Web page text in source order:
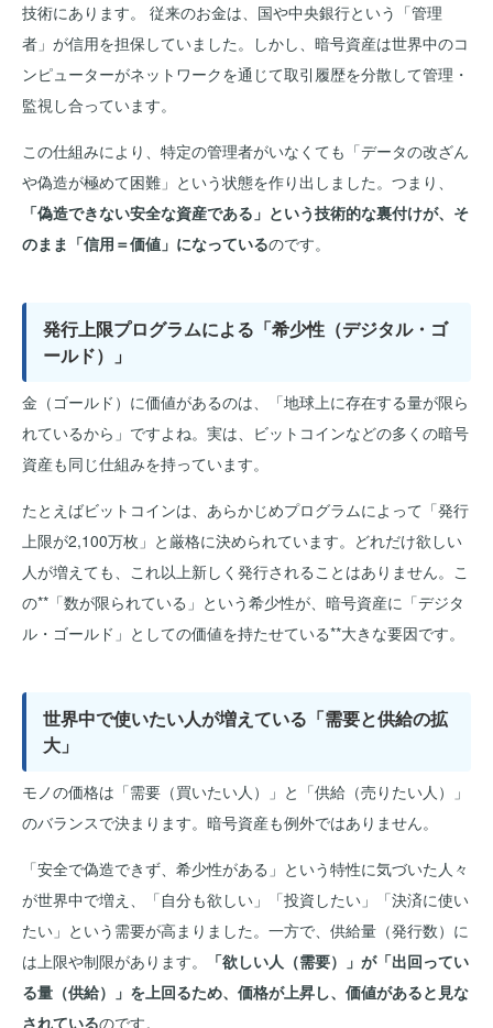
技術にあります。 従来のお金は、国や中央銀行という「管理
者」が信用を担保していました。しかし、暗号資産は世界中のコ
ンピューターがネットワークを通じて取引履歴を分散して管理・
監視し合っています。
この仕組みにより、特定の管理者がいなくても「データの改ざん
や偽造が極めて困難」という状態を作り出しました。つまり、
「偽造できない安全な資産である」という技術的な裏付けが、そ
のまま「信用＝価値」になっているのです。
発行上限プログラムによる「希少性（デジタル・ゴ
ールド）」
金（ゴールド）に価値があるのは、「地球上に存在する量が限ら
れているから」ですよね。実は、ビットコインなどの多くの暗号
資産も同じ仕組みを持っています。
たとえばビットコインは、あらかじめプログラムによって「発行
上限が2,100万枚」と厳格に決められています。どれだけ欲しい
人が増えても、これ以上新しく発行されることはありません。こ
の**「数が限られている」という希少性が、暗号資産に「デジタ
ル・ゴールド」としての価値を持たせている**大きな要因です。
世界中で使いたい人が増えている「需要と供給の拡
大」
モノの価格は「需要（買いたい人）」と「供給（売りたい人）」
のバランスで決まります。暗号資産も例外ではありません。
「安全で偽造できず、希少性がある」という特性に気づいた人々
が世界中で増え、「自分も欲しい」「投資したい」「決済に使い
たい」という需要が高まりました。一方で、供給量（発行数）に
は上限や制限があります。
「欲しい人（需要）」が「出回ってい
る量（供給）」を上回るため、価格が上昇し、価値があると見な
されているのです。